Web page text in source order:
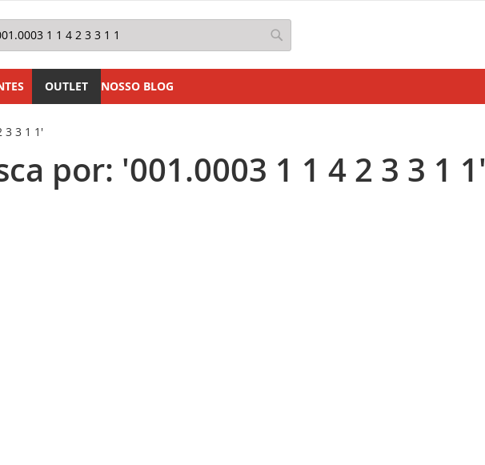
Pesquisa
OUTLET NOSSO BLOG
3 3 1 1'
por: '001.0003 1 1 4 2 3 3 1 1'